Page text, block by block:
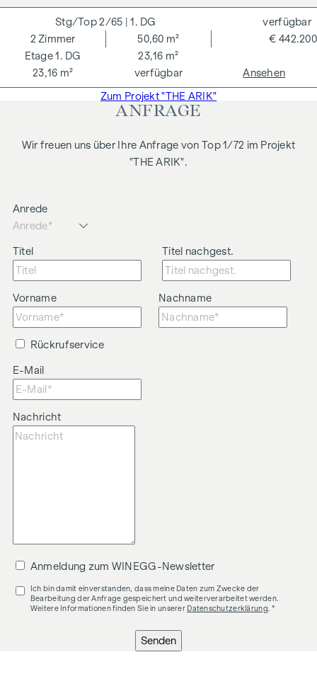
wir als Doppelmakler tätig sind. Die Vertragserrichtung und
Treuhandabwicklung ist gebunden an ARNOLD
Rechtsanwälte GmbH, Stoß im Himmel 1, 1010 Wien. Die
Kosten betragen 1,5 % des Kaufpreises zzgl. 20 % USt. sowie
Barauslagen und Beglaubigung.
Vertragserrichtungskosten in Höhe von 1,5 % des
Kaufpreises zzgl. 20 % USt. Gültig bis 31.07.2026.
wirtschaftliches Naheverhältnis besteht.
2/65 | 1. DG
1. DG
2Zimmer
50,60 m²
23,16 m²
23,16 m²
€ 442.200
verfügbar
verfügbar
Ansehen
Zum Projekt "THE ARIK"
ANFRAGE
Wir freuen uns über Ihre Anfrage von Top 1/72 im Projekt
"THE ARIK".
Anrede
Titel Titel nachgest.
Vorname Nachname
Rückrufservice
E-Mail
Nachricht
Anmeldung zum WINEGG-Newsletter
Ich bin damit einverstanden, dass meine Daten zum Zwecke der
Bearbeitung der Anfrage gespeichert und weiterverarbeitet werden.
Weitere Informationen finden Sie in unserer Datenschutzerklärung. *
Senden